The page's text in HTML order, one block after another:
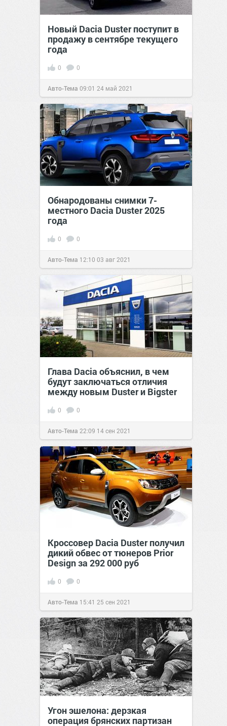
Новый Dacia Duster поступит в
продажу в сентябре текущего
года
0 0
Авто-Тема 09:01 24 май 2021
Обнародованы снимки 7-
местного Dacia Duster 2025
года
0 0
Авто-Тема 12:10 03 авг 2021
Глава Dacia объяснил, в чем
будут заключаться отличия
между новым Duster и Bigster
0 0
Авто-Тема 22:09 14 сен 2021
Кроссовер Dacia Duster получил
дикий обвес от тюнеров Prior
Design за 292 000 руб
0 0
Авто-Тема 15:41 25 сен 2021
Угон эшелона: дерзкая
операция брянских партизан